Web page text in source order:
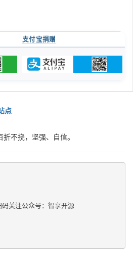
支付宝捐赠
点
不挠，坚强、自信。
码关注公众号：智享开源